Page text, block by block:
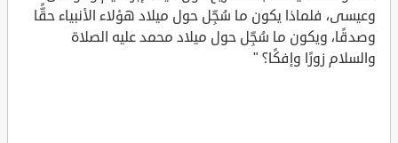
وعيسى، فلماذا يكون ما سُجِّل حول ميلاد هؤلاء الأنبياء حقًّا
وصدقًا، ويكون ما سُجِّل حول ميلاد محمد عليه الصلاة
والسلام زورًا وإفكًا؟ "